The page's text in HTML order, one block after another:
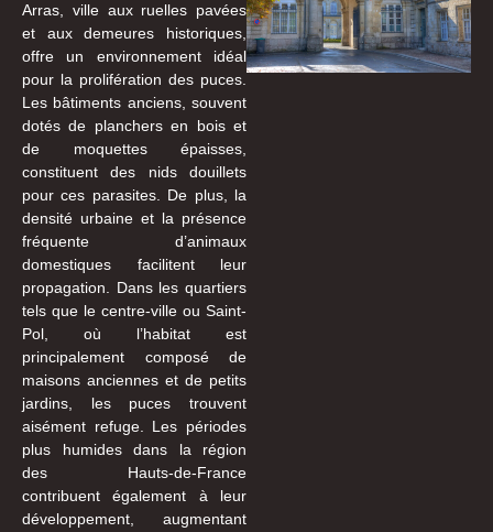
Arras, ville aux ruelles pavées
et aux demeures historiques,
offre un environnement idéal
pour la prolifération des puces.
Les bâtiments anciens, souvent
dotés de planchers en bois et
de moquettes épaisses,
constituent des nids douillets
pour ces parasites. De plus, la
densité urbaine et la présence
fréquente d’animaux
domestiques facilitent leur
propagation. Dans les quartiers
tels que le centre-ville ou Saint-
Pol, où l’habitat est
principalement composé de
maisons anciennes et de petits
jardins, les puces trouvent
aisément refuge. Les périodes
plus humides dans la région
des Hauts-de-France
contribuent également à leur
développement, augmentant